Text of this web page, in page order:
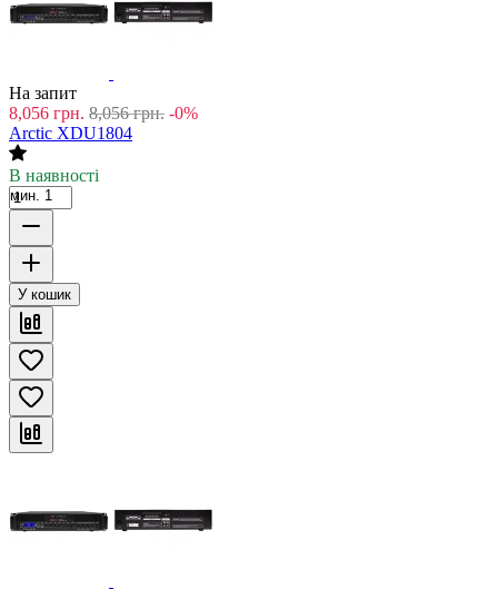
На запит
8,056 грн. 8,056 грн. -0%
Arctic XDU1804
В наявності
мин. 1
У кошик